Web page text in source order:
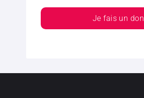
Je fais un don